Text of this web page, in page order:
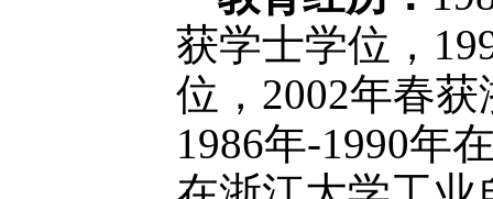
获学士学位，
位，2002年春
1986年-1990年